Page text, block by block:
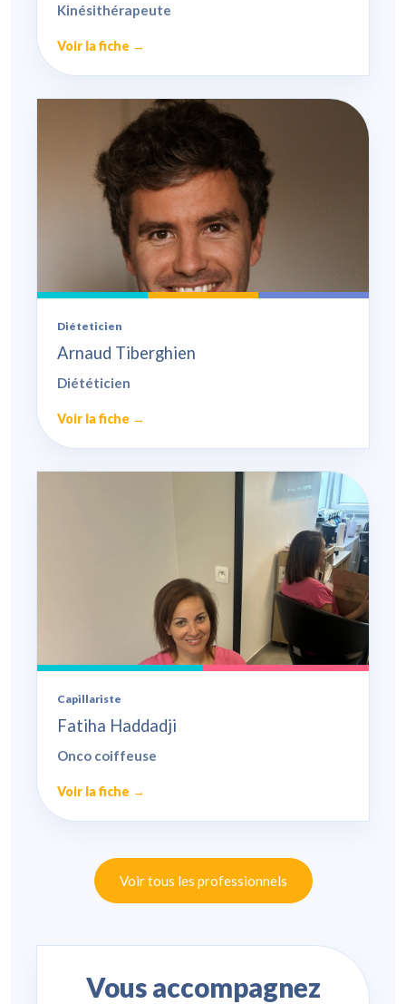
Kinésithérapeute
Voir la fiche →
Diéteticien
Arnaud Tiberghien
Diététicien
Voir la fiche →
Capillariste
Fatiha Haddadji
Onco coiffeuse
Voir la fiche →
Voir tous les professionnels
Vous accompagnez